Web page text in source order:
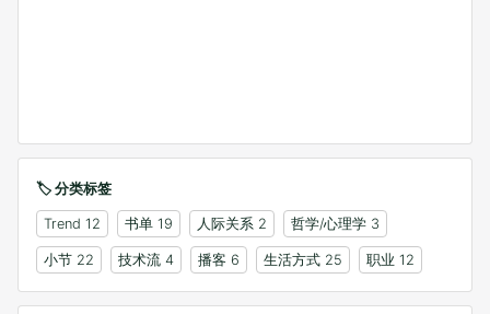
🏷️ 分类标签
Trend 12 书单 19 人际关系 2 哲学/心理学 3
小节 22 技术流 4 播客 6 生活方式 25 职业 12